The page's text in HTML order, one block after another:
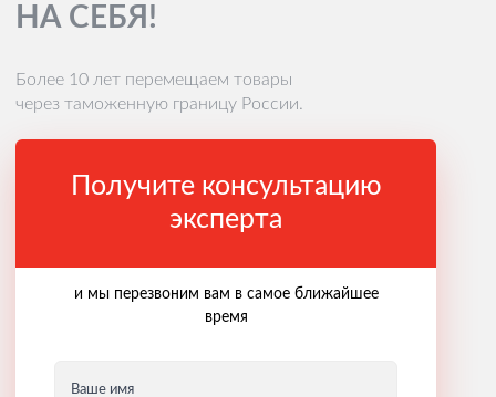
НА СЕБЯ!
Более 10 лет перемещаем товары
через таможенную границу России.
Получите консультацию
эксперта
и мы перезвоним вам в самое ближайшее
время
Ваше имя